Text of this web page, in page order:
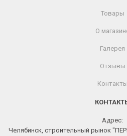
Товары
О
Галерея
Отзывы
Контакты
Адрес:
Челябинск, строительный рынок